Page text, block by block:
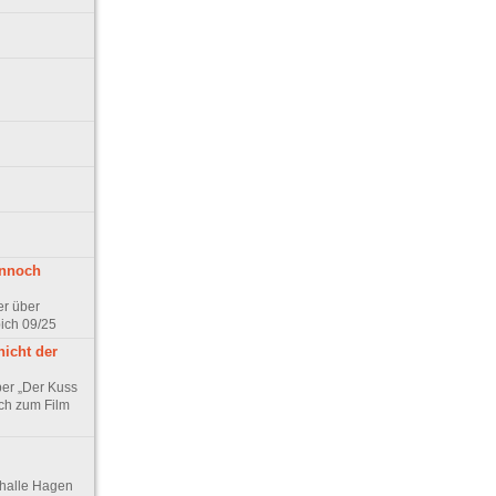
über
09/25
der
„Der Kuss
zum Film
Hagen